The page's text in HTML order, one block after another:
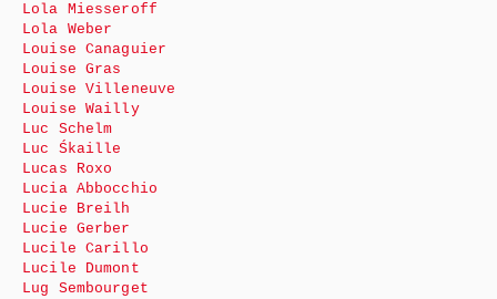
Lola Miesseroff
Lola Weber
Louise Canaguier
Louise Gras
Louise Villeneuve
Louise Wailly
Luc Schelm
Luc Śkaille
Lucas Roxo
Lucia Abbocchio
Lucie Breilh
Lucie Gerber
Lucile Carillo
Lucile Dumont
Lug Sembourget